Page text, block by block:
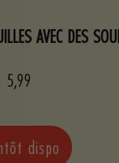
AVEC DES
Prix
vente
5,99
dispo